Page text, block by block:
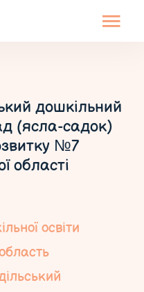
дошкільний
(ясла-садок)
№7
області
освіти